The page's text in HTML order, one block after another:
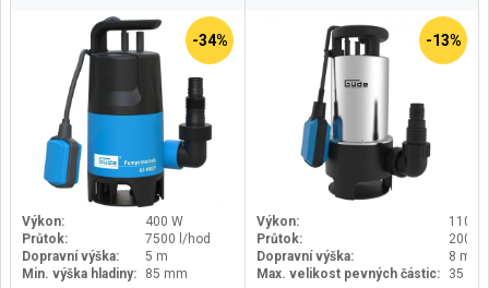
-34%
Výkon:
400 W
Průtok:
7500 l/hod
Dopravní výška:
5 m
Min. výška hladiny:
85 mm
-13%
Výkon:
1100
Průtok:
Dopravní výška:
8 m
Max. velikost pevných částic:
35